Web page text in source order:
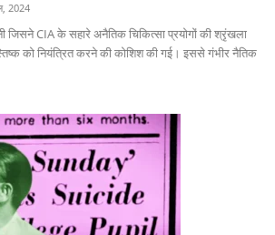
2024
जिसने CIA के सहारे अनैतिक चिकित्सा प्रयोगों की श्रृंखला
को नियंत्रित करने की कोशिश की गई। इससे गंभीर नैतिक